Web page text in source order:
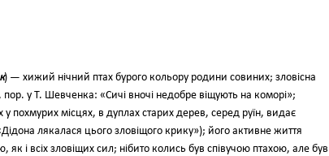
) — хижий нічний птах бурого кольору родини совиних; зловісна
пор. у Т. Шевченка: «Сичі вночі недобре віщують на коморі»;
похмурих місцях, в дуплах старих дерев, серед руїн, видає
лякалася цього зловіщого крику»); його активне життя
і всіх зловіщих сил; нібито колись був співучою птахою, але був